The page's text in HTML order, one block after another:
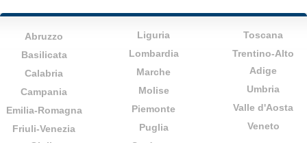
Abruzzo
Basilicata
Calabria
Campania
Emilia-Romagna
Friuli-Venezia
Liguria
Lombardia
Marche
Molise
Piemonte
Puglia
Toscana
Trentino-Alto
Adige
Umbria
Valle d'Aosta
Veneto